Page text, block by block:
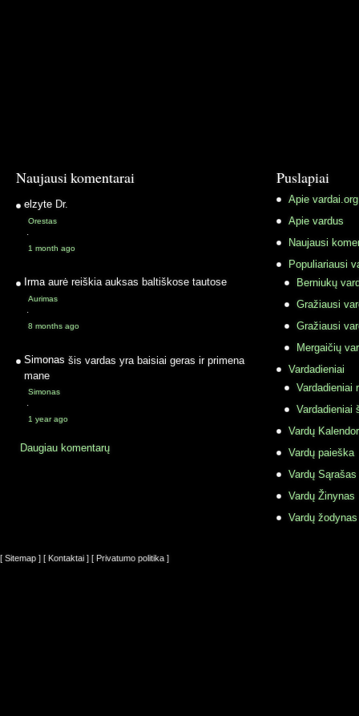
Naujausi komentarai
elzyte Dr.
Orestas
·
1 month ago
Irma aurė reiškia auksas baltiškose tautose
Aurimas
·
8 months ago
Simonas šis vardas yra baisiai geras ir primena
mane
Simonas
·
1 year ago
Daugiau komentarų
Puslapiai
Apie vardai.org
Apie vardus
Naujausi
Populiariausi
Berniukų
Gražiausi
Gražiausi
Mergaičių
Vardadieniai
Vardadieniai
Vardadieniai
Vardų
Vardų paieška
Vardų Sąrašas
Vardų Žinynas
Vardų
[ Sitemap ] [ Kontaktai ] [ Privatumo politika ]